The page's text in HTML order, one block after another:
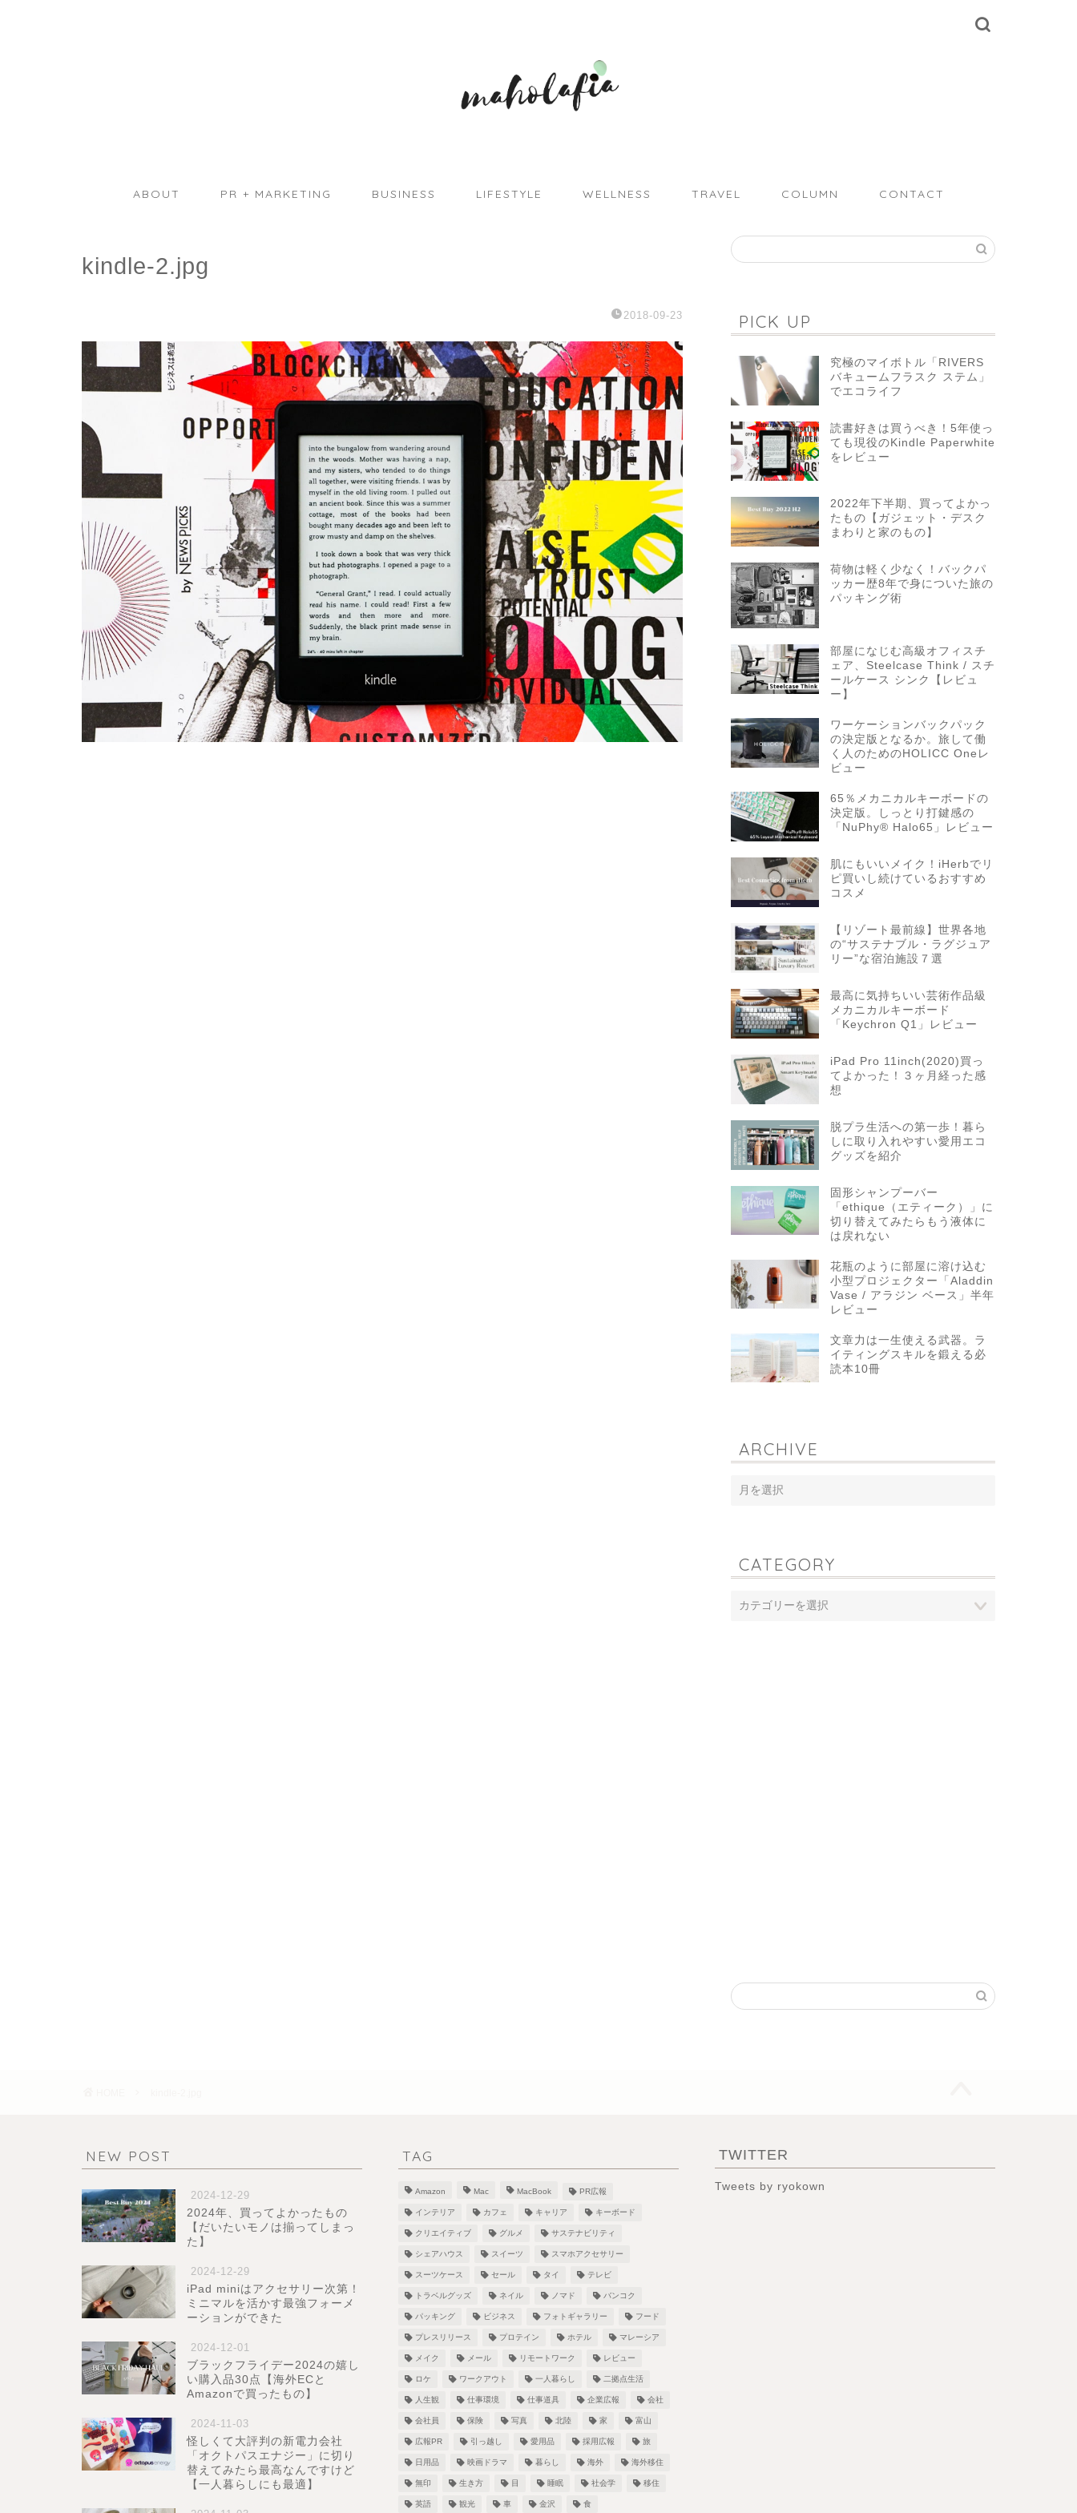
ABOUT PR + MARKETING BUSINESS LIFESTYLE WELLNESS TRAVEL COLUMN CONTACT
kindle-2.jpg
2018-09-23 PICK UP
究極のマイボトル「RIVERS
バキュームフラスク ステム」
でエコライフ
読書好きは買うべき！5年使っ
ても現役のKindle Paperwhite
をレビュー
2022年下半期、買ってよかっ
たもの【ガジェット・デスク
まわりと家のもの】
荷物は軽く少なく！バックパ
ッカー歴8年で身についた旅の
パッキング術
部屋になじむ高級オフィスチ
ェア、Steelcase Think / スチ
ールケース シンク【レビュ
ー】
ワーケーションバックパック
の決定版となるか。旅して働
く人のためのHOLICC Oneレ
ビュー
65％メカニカルキーボードの
決定版。しっとり打鍵感の
「NuPhy® Halo65」レビュー
肌にもいいメイク！iHerbでリ
ピ買いし続けているおすすめ
コスメ
【リゾート最前線】世界各地
の“サステナブル・ラグジュア
リー”な宿泊施設７選
最高に気持ちいい芸術作品級
メカニカルキーボード
「Keychron Q1」レビュー
iPad Pro 11inch(2020)買っ
てよかった！３ヶ月経った感
想
脱プラ生活への第一歩！暮ら
しに取り入れやすい愛用エコ
グッズを紹介
固形シャンプーバー
「ethique（エティーク）」に
切り替えてみたらもう液体に
は戻れない
花瓶のように部屋に溶け込む
小型プロジェクター「Aladdin
Vase / アラジン ベース」半年
レビュー
文章力は一生使える武器。ラ
イティングスキルを鍛える必
読本10冊
ARCHIVE
CATEGORY
NEW POST
2024-12-29
2024年、買ってよかったもの
【だいたいモノは揃ってしまっ
た】
2024-12-29
iPad miniはアクセサリー次第！
ミニマルを活かす最強フォーメ
ーションができた
2024-12-01
ブラックフライデー2024の嬉し
い購入品30点【海外ECと
Amazonで買ったもの】
2024-11-03
怪しくて大評判の新電力会社
「オクトパスエナジー」に切り
替えてみたら最高なんですけど
【一人暮らしにも最適】
TAG
Amazon Mac MacBook PR広報
インテリア カフェ キャリア キーボード
クリエイティブ グルメ サステナビリティ
シェアハウス スイーツ スマホアクセサリー
スーツケース セール タイ テレビ
トラベルグッズ ネイル ノマド バンコク
パッキング ビジネス フォトギャラリー フード
プレスリリース プロテイン ホテル マレーシア
メイク メール リモートワーク レビュー
ロケ ワークアウト 一人暮らし 二拠点生活
人生観 仕事環境 仕事道具 企業広報 会社
会社員 保険 写真 北陸 家 富山
広報PR 引っ越し 愛用品 採用広報 旅
日用品 映画ドラマ 暮らし 海外 海外移住
無印 生き方 目 睡眠 社会学 移住
英語 観光 車 金沢 食
TWITTER
Tweets by ryokown